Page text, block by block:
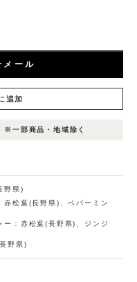
メール
追加
一部商品・地域除く
野県)
松葉(長野県)、ペパーミン
：赤松葉(長野県)、ジンジ
野県)